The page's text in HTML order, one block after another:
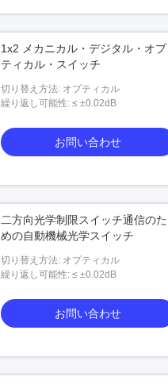
1x2 メカニカル・デジタル・オプ
ティカル・スイッチ
切り替え方法: オプティカル
繰り返し可能性: ≤ ±0.02dB
お問い合わせ
二方向光学制限スイッチ通信のた
めの自動機械光学スイッチ
切り替え方法: オプティカル
繰り返し可能性: ≤ ±0.02dB
お問い合わせ